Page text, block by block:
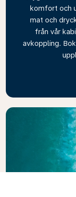
komfort och
mat och
från vår
avkoppling.